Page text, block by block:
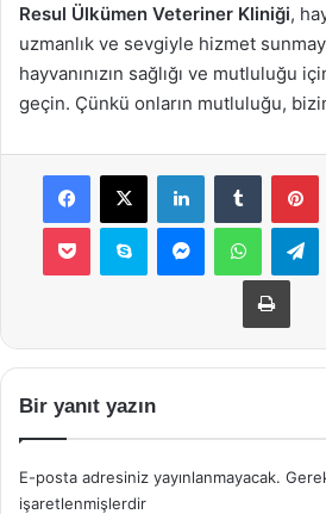
Resul Ülkümen Veteriner Kliniği,
uzmanlık ve sevgiyle hizmet
hayvanınızın sağlığı ve mutluluğu
geçin. Çünkü onların mutluluğu,
Facebook
X LinkedInTumblr
Pocket Skype Messenger
Bir yanıt yazın
E-posta adresiniz yayınlanmayacak.
işaretlenmişlerdir